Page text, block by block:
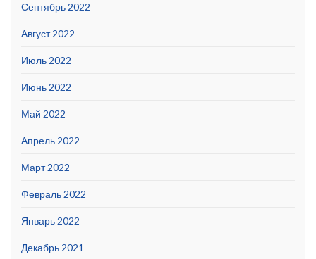
Сентябрь 2022
Август 2022
Июль 2022
Июнь 2022
Май 2022
Апрель 2022
Март 2022
Февраль 2022
Январь 2022
Декабрь 2021